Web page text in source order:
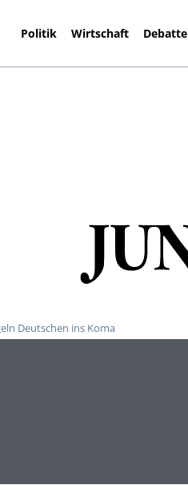
Politik Wirtschaft Debatte
Deutschen ins Koma